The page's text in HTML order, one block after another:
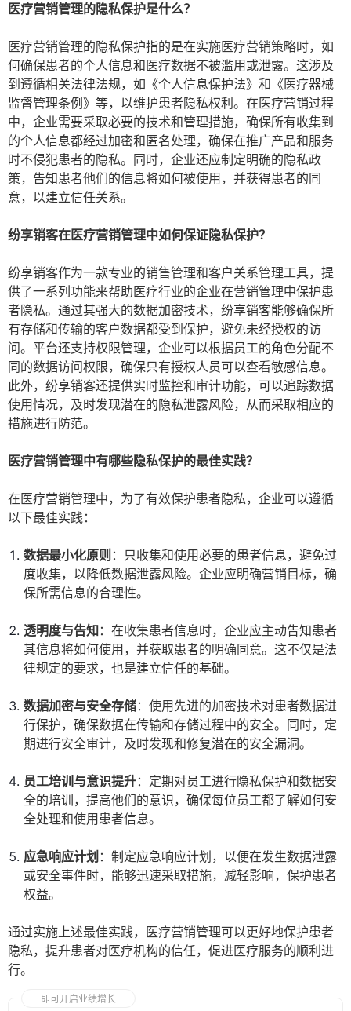
医疗营销管理的隐私保护是什么？
医疗营销管理的隐私保护指的是在实施医疗营销策略时，如
何确保患者的个人信息和医疗数据不被滥用或泄露。这涉及
到遵循相关法律法规，如《个人信息保护法》和《医疗器械
监督管理条例》等，以维护患者隐私权利。在医疗营销过程
中，企业需要采取必要的技术和管理措施，确保所有收集到
的个人信息都经过加密和匿名处理，确保在推广产品和服务
时不侵犯患者的隐私。同时，企业还应制定明确的隐私政
策，告知患者他们的信息将如何被使用，并获得患者的同
意，以建立信任关系。
纷享销客在医疗营销管理中如何保证隐私保护？
纷享销客作为一款专业的销售管理和客户关系管理工具，提
供了一系列功能来帮助医疗行业的企业在营销管理中保护患
者隐私。通过其强大的数据加密技术，纷享销客能够确保所
有存储和传输的客户数据都受到保护，避免未经授权的访
问。平台还支持权限管理，企业可以根据员工的角色分配不
同的数据访问权限，确保只有授权人员可以查看敏感信息。
此外，纷享销客还提供实时监控和审计功能，可以追踪数据
使用情况，及时发现潜在的隐私泄露风险，从而采取相应的
措施进行防范。
医疗营销管理中有哪些隐私保护的最佳实践？
在医疗营销管理中，为了有效保护患者隐私，企业可以遵循
以下最佳实践：
数据最小化原则 ：只收集和使用必要的患者信息，避免过
度收集，以降低数据泄露风险。企业应明确营销目标，确
保所需信息的合理性。
透明度与告知 ：在收集患者信息时，企业应主动告知患者
其信息将如何使用，并获取患者的明确同意。这不仅是法
律规定的要求，也是建立信任的基础。
数据加密与安全存储：使用先进的加密技术对患者数据进
行保护，确保数据在传输和存储过程中的安全。同时，定
期进行安全审计，及时发现和修复潜在的安全漏洞。
员工培训与意识提升：定期对员工进行隐私保护和数据安
全的培训，提高他们的意识，确保每位员工都了解如何安
全处理和使用患者信息。
应急响应计划 ：制定应急响应计划，以便在发生数据泄露
或安全事件时，能够迅速采取措施，减轻影响，保护患者
权益。
通过实施上述最佳实践，医疗营销管理可以更好地保护患者
隐私，提升患者对医疗机构的信任，促进医疗服务的顺利进
行。
即可开启业绩增长